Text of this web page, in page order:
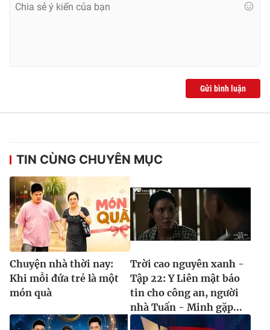
Gửi bình luận
TIN CÙNG CHUYÊN MỤC
Chuyện nhà thời nay:
Khi mỗi đứa trẻ là một
món quà
Trời cao nguyên xanh -
Tập 22: Y Liên mật báo
tin cho công an, người
nhà Tuấn - Minh gặp...